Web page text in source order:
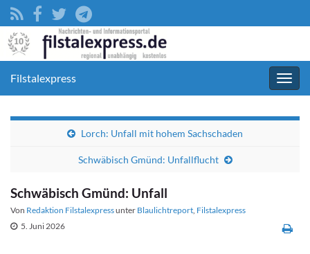
Filstalexpress
Lorch: Unfall mit hohem Sachschaden
Schwäbisch Gmünd: Unfallflucht
Schwäbisch Gmünd: Unfall
Von Redaktion Filstalexpressunter Blaulichtreport, Filstalexpress
5. Juni 2026